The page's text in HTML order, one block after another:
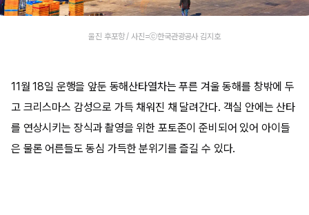
울진 후포항 / 사진=ⓒ한국관광공사 김지호
11월 18일 운행을 앞둔 동해산타열차는 푸른 겨울 동해를 창밖에 두
고 크리스마스 감성으로 가득 채워진 채 달려간다. 객실 안에는 산타
를 연상시키는 장식과 촬영을 위한 포토존이 준비되어 있어 아이들
은 물론 어른들도 동심 가득한 분위기를 즐길 수 있다.